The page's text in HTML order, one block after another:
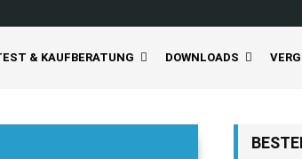
& KAUFBERATUNG DOWNLOADS